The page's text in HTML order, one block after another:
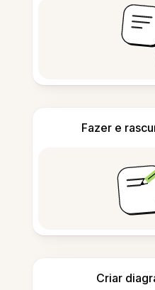
Fazer e
Criar